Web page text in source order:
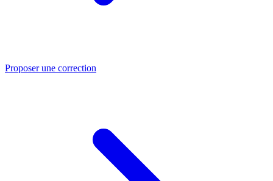
Proposer une correction